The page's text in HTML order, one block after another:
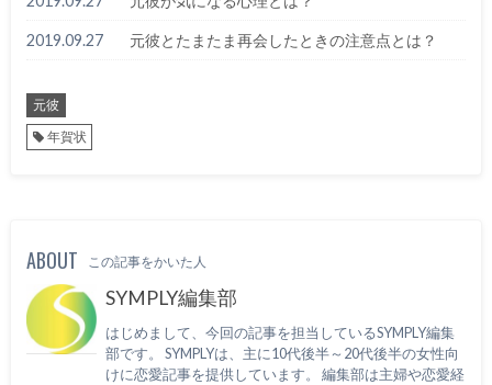
2019.09.27 元彼とたまたま再会したときの注意点とは？
元彼
年賀状
ABOUT この記事をかいた人
SYMPLY編集部
はじめまして、今回の記事を担当しているSYMPLY編集
部です。 SYMPLYは、主に10代後半～20代後半の女性向
けに恋愛記事を提供しています。 編集部は主婦や恋愛経